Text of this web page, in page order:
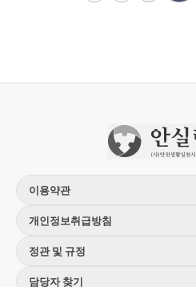
이용약관
개인정보취급방침
정관 및 규정
담당자 찾기